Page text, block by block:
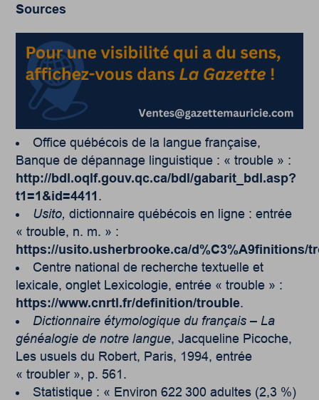
Sources
Office québécois de la langue française,
Banque de dépannage linguistique : « trouble » :
http://bdl.oqlf.gouv.qc.ca/bdl/gabarit_bdl.asp?
t1=1&id=4411 .
Usito,dictionnaire québécois en ligne : entrée
« trouble, n. m. » :
https://usito.usherbrooke.ca/d%C3%A9finitions/
Centre national de recherche textuelle et
lexicale, onglet Lexicologie, entrée « trouble » :
https://www.cnrtl.fr/definition/trouble.
Dictionnaire étymologique du français – La
généalogie de notre langue, Jacqueline Picoche,
Les usuels du Robert, Paris, 1994, entrée
« troubler », p. 561.
Statistique : « Environ 622 300 adultes (2,3 %)